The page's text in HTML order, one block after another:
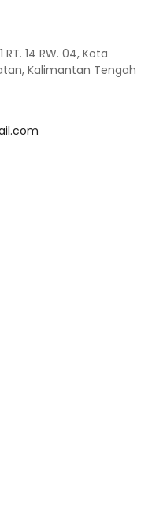
RT. 14 RW. 04, Kota
Kalimantan Tengah